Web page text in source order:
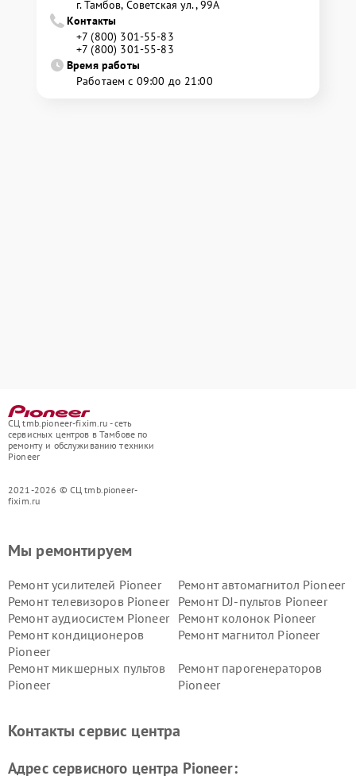
г. Тамбов, Советская ул., 99А
Контакты
+7 (800) 301-55-83
+7 (800) 301-55-83
Время работы
Работаем с 09:00 до 21:00
СЦ tmb.pioneer-fixim.ru - сеть
сервисных центров в Тамбове по
ремонту и обслуживанию техники
Pioneer
2021-2026 © СЦ tmb.pioneer-
fixim.ru
Мы ремонтируем
Ремонт усилителей Pioneer
Ремонт автомагнитол Pioneer
Ремонт телевизоров Pioneer
Ремонт DJ-пультов Pioneer
Ремонт аудиосистем Pioneer
Ремонт колонок Pioneer
Ремонт кондиционеров
Pioneer
Ремонт магнитол Pioneer
Ремонт микшерных пультов
Pioneer
Ремонт парогенераторов
Pioneer
Контакты сервис центра
Адрес сервисного центра Pioneer: